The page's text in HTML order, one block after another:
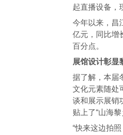
起直播设备，
今年以来，昌
亿元，同比增
百分点。
展馆设计彰显
据了解，本届
文化元素随处
谈和展示展销
贴上了“山海黎
“快来这边拍